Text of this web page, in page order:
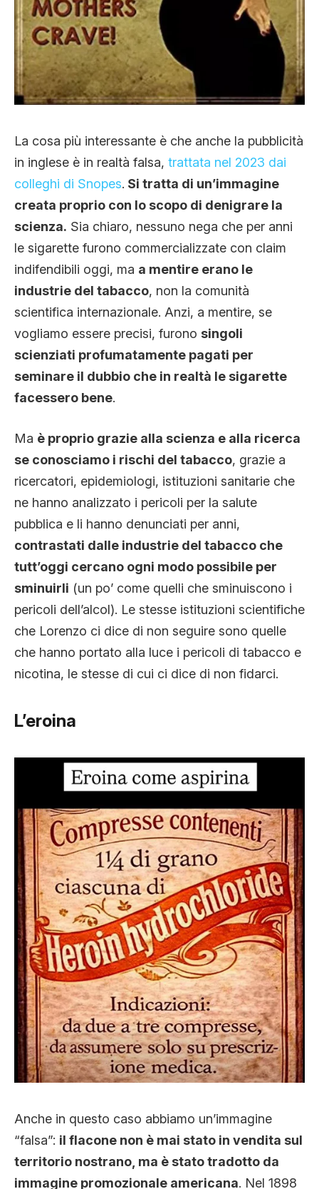
La cosa più interessante è che anche la pubblicità
in inglese è in realtà falsa, trattata nel 2023 dai
colleghi di Snopes. Si tratta di un’immagine
creata proprio con lo scopo di denigrare la
scienza. Sia chiaro, nessuno nega che per anni
le sigarette furono commercializzate con claim
indifendibili oggi, ma a mentire erano le
industrie del tabacco, non la comunità
scientifica internazionale. Anzi, a mentire, se
vogliamo essere precisi, furono singoli
scienziati profumatamente pagati per
seminare il dubbio che in realtà le sigarette
facessero bene.
Ma è proprio grazie alla scienza e alla ricerca
se conosciamo i rischi del tabacco, grazie a
ricercatori, epidemiologi, istituzioni sanitarie che
ne hanno analizzato i pericoli per la salute
pubblica e li hanno denunciati per anni,
contrastati dalle industrie del tabacco che
tutt’oggi cercano ogni modo possibile per
sminuirli (un po’ come quelli che sminuiscono i
pericoli dell’alcol). Le stesse istituzioni scientifiche
che Lorenzo ci dice di non seguire sono quelle
che hanno portato alla luce i pericoli di tabacco e
nicotina, le stesse di cui ci dice di non fidarci.
L’eroina
Anche in questo caso abbiamo un’immagine
“falsa”: il flacone non è mai stato in vendita sul
territorio nostrano, ma è stato tradotto da
immagine promozionale americana. Nel 1898